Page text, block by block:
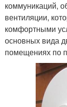
коммуникаций,
вентиляции,
комфортными
основных вида
помещениях по